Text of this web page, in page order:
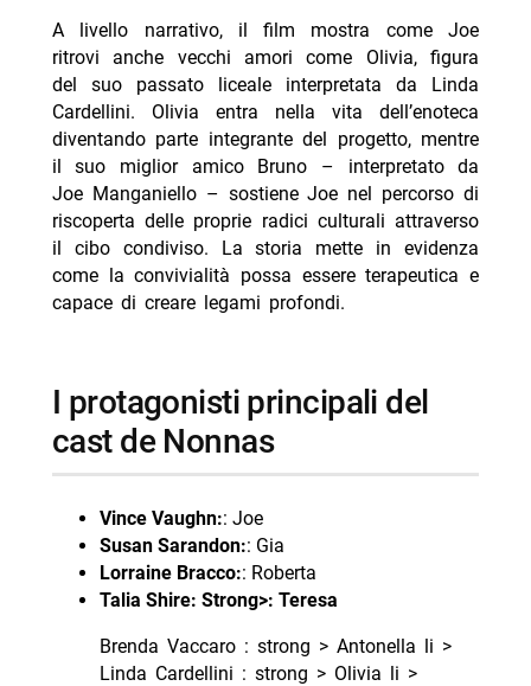
A livello narrativo, il film mostra come Joe
ritrovi anche vecchi amori come Olivia, figura
del suo passato liceale interpretata da Linda
Cardellini. Olivia entra nella vita dell’enoteca
diventando parte integrante del progetto, mentre
il suo miglior amico Bruno – interpretato da
Joe Manganiello – sostiene Joe nel percorso di
riscoperta delle proprie radici culturali attraverso
il cibo condiviso. La storia mette in evidenza
come la convivialità possa essere terapeutica e
capace di creare legami profondi.
I protagonisti principali del
cast de Nonnas
Vince Vaughn:: Joe
Susan Sarandon:: Gia
Lorraine Bracco:: Roberta
Talia Shire: Strong>: Teresa
Brenda Vaccaro : strong > Antonella li >
Linda Cardellini : strong > Olivia li >